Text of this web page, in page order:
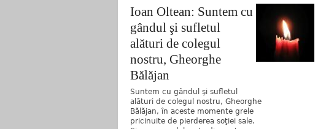
Ioan Oltean: Suntem cu
gândul şi sufletul
alături de colegul
nostru, Gheorghe
Bălăjan
Suntem cu gândul şi sufletul
alături de colegul nostru, Gheorghe
Bălăjan, în aceste momente grele
pricinuite de pierderea soţiei sale.